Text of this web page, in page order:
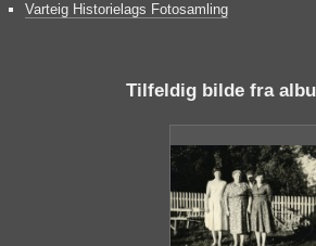
Varteig Historielags Fotosamling
Tilfeldig bilde fra